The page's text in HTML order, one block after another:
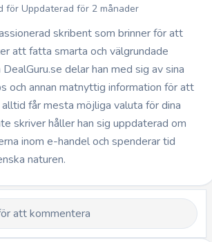
för Uppdaterad för 2 månader
skribent som brinner för att
att fatta smarta och välgrundade
delar han med sig av sina
och annan matnyttig information för att
får mesta möjliga valuta för dina
skriver håller han sig uppdaterad om
inom e-handel och spenderar tid
naturen.